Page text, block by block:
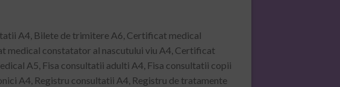
A4, Bilete de trimitere A6, Certificat medical
medical constatator al nascutului viu A4, Certificat
A5, Fisa consultatii adulti A4, Fisa consultatii copii
A4, Registru consultatii A4, Registru de tratamente